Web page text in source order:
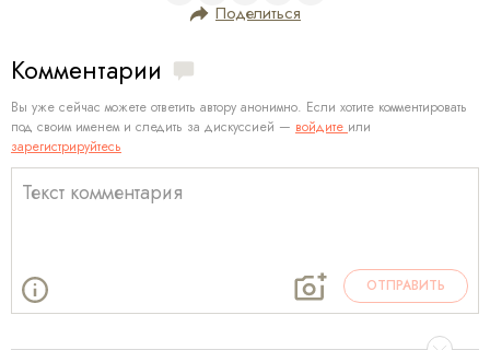
Поделиться
Комментарии
Вы уже сейчас можете ответить автору анонимно. Если хотите комментировать
под своим именем и следить за дискуссией — войдите или
зарегистрируйтесь
ОТПРАВИТЬ